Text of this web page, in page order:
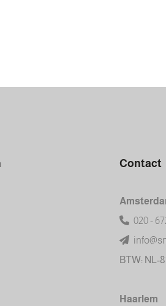
Contact
020 -
BTW: NL-
Haarlem